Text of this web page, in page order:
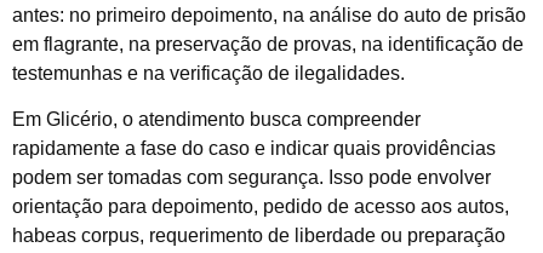
antes: no primeiro depoimento, na análise do auto de prisão
em flagrante, na preservação de provas, na identificação de
testemunhas e na verificação de ilegalidades.
Em Glicério, o atendimento busca compreender
rapidamente a fase do caso e indicar quais providências
podem ser tomadas com segurança. Isso pode envolver
orientação para depoimento, pedido de acesso aos autos,
habeas corpus, requerimento de liberdade ou preparação